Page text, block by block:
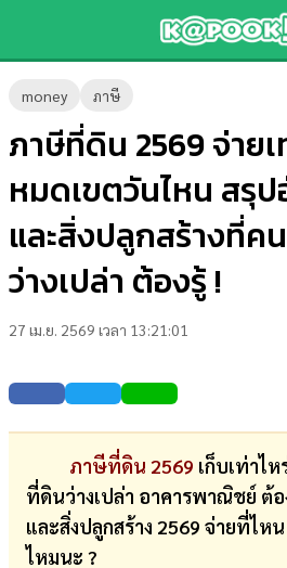
money ภาษี
ภาษีที่ดิน 2569 จ่ายเ
หมดเขตวันไหน สรุ
และสิ่งปลูกสร้างที่
ว่างเปล่า ต้องรู้ !
27 เม.ย. 2569 เวลา 13:21:01
ภาษีที่ดิน 2569 เก็บเท่าไ
ที่ดินว่างเปล่า อาคารพาณิชย์ ต้
และสิ่งปลูกสร้าง 2569 จ่ายที่ไห
ไหมนะ ?
ข่าว-
ความ
รู้
บันเทิง
ตรวจ
สด
การ
เงิน